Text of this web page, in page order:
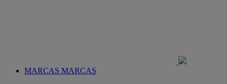
MARCAS MARCAS